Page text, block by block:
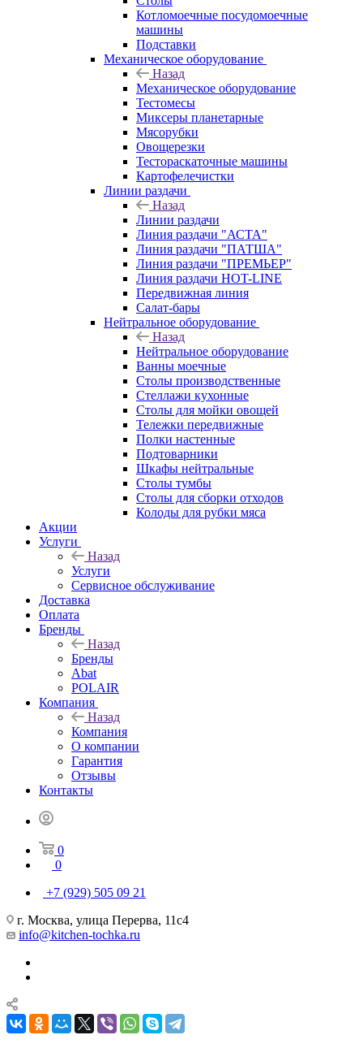
Котломоечные посудомоечные
машины
Подставки
Механическое оборудование
Назад
Механическое оборудование
Тестомесы
Миксеры планетарные
Мясорубки
Овощерезки
Тестораскаточные машины
Картофелечистки
Линии раздачи
Назад
Линии раздачи
Линия раздачи "АСТА"
Линия раздачи "ПАТША"
Линия раздачи "ПРЕМЬЕР"
Линия раздачи HOT-LINE
Передвижная линия
Салат-бары
Нейтральное оборудование
Назад
Нейтральное оборудование
Ванны моечные
Столы производственные
Стеллажи кухонные
Столы для мойки овощей
Тележки передвижные
Полки настенные
Подтоварники
Шкафы нейтральные
Столы тумбы
Столы для сборки отходов
Колоды для рубки мяса
Акции
Услуги
Назад
Услуги
Сервисное обслуживание
Доставка
Оплата
Бренды
Назад
Бренды
Abat
POLAIR
Компания
Назад
Компания
О компании
Гарантия
Отзывы
Контакты
0
0
+7 (929) 505 09 21
г. Москва, улица Перерва, 11с4
info@kitchen-tochka.ru